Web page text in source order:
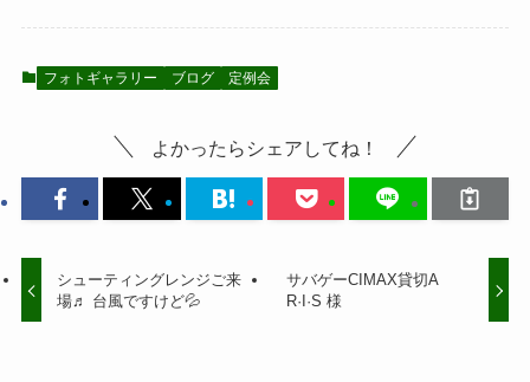
フォトギャラリー ブログ 定例会
よかったらシェアしてね！
シューティングレンジご来
場♬ 台風ですけど💦
サバゲーCIMAX貸切A
R·I·S 様